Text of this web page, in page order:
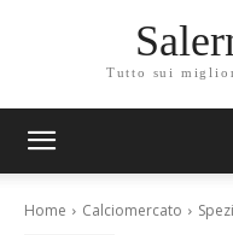
Tutto sui
Home Calciomercato